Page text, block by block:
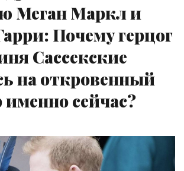
Меган Маркл и
Почему герцог
Сассекские
на откровенный
именно сейчас?